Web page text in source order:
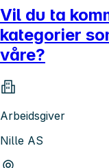
Vil du ta
kategorier
våre?
Arbeidsgiver
Nille AS